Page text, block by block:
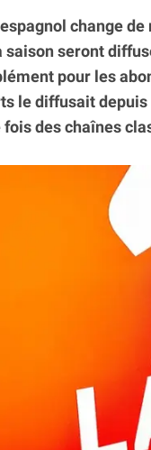
change
saison seront
pour les
le diffusait
des chaînes